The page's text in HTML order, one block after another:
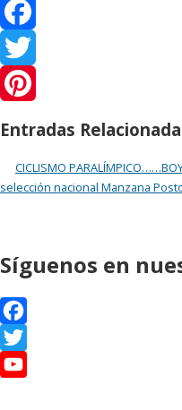
Facebook
Twitter
Pinterest
Entradas
CICLISMO
selección nacional Manzana
Síguenos en
Facebook
Twitter